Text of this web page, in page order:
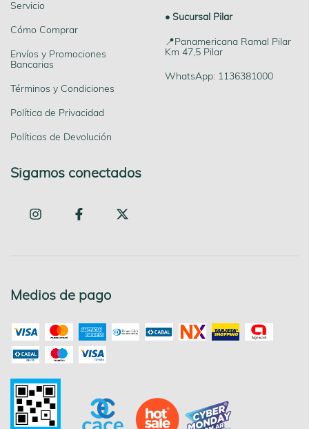
Servicio
Cómo Comprar
Envíos y Promociones
Bancarias
Términos y Condiciones
Política de Privacidad
Políticas de Devolución
• Sucursal Pilar
📍Panamericana Ramal Pilar
Km 47,5 Pilar
WhatsApp: 1136381000
Sigamos conectados
Medios de pago